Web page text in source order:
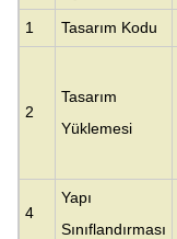
1 Tasarım Kodu
2
Tasarım
Yüklemesi
4
Yapı
Sınıflandırması